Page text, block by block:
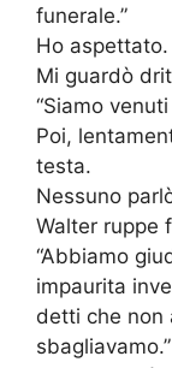
funerale.”
Ho aspettato.
Mi guardò
“Siamo
Poi,
testa.
Nessuno
Walter ruppe
“Abbiamo
impaurita
detti che non
sbagliavamo.”